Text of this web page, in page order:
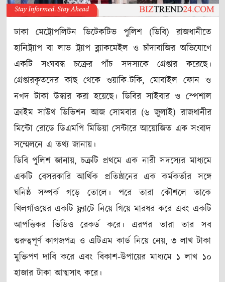
ঢাকা মেট্রোপলিটন ডিটেকটিভ পুলিশ (ডিবি) রাজধানীতে
হানিট্র্যাপ বা লাভ ট্র্যাপ ব্ল্যাকমেইল ও চাঁদাবাজির অভিযোগে
একটি সংঘবদ্ধ চক্রের পাঁচ সদস্যকে গ্রেপ্তার করেছে।
গ্রেপ্তারকৃতদের কাছ থেকে ওয়াকি-টকি, মোবাইল ফোন ও
নগদ টাকা উদ্ধার করা হয়েছে। ডিবির সাইবার ও স্পেশাল
ক্রাইম সাউথ ডিভিশন আজ সোমবার (৬ জুলাই) রাজধানীর
মিন্টো রোডে ডিএমপি মিডিয়া সেন্টারে আয়োজিত এক সংবাদ
সম্মেলনে এ তথ্য জানায়।
ডিবি পুলিশ জানায়, চক্রটি প্রথমে এক নারী সদস্যের মাধ্যমে
একটি বেসরকারি আর্থিক প্রতিষ্ঠানের এক কর্মকর্তার সঙ্গে
ঘনিষ্ঠ সম্পর্ক গড়ে তোলে। পরে তারা কৌশলে তাকে
খিলগাঁওয়ের একটি ফ্ল্যাটে নিয়ে গিয়ে মারধর করে এবং একটি
আপত্তিকর ভিডিও রেকর্ড করে। এরপর তারা তার সব
গুরুত্বপূর্ণ কাগজপত্র ও এটিএম কার্ড নিয়ে নেয়, ৩ লাখ টাকা
মুক্তিপণ দাবি করে এবং বিকাশ-উপায়ের মাধ্যমে ১ লাখ ১০
হাজার টাকা আত্মসাৎ করে।